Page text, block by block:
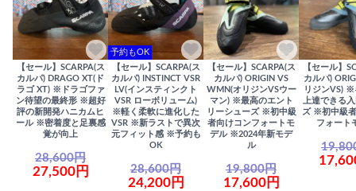
【セール】SCARPA(ス
カルパ) DRAGO XT(ド
ラゴ XT) ※ドラゴファ
ン待望の最終形 ※超好
評の新開発ハニカムヒ
ール ※密着度と足裏感
覚が向上
28,600円
27,500円
予約もOK
【セール】SCARPA(ス
カルパ) INSTINCT VSR
LV(インスティンクト
VSR ローボリューム)
※軽く柔軟に進化した
VSR ※新ラストで異次
元フィット感 ※予約も
OK
28,600円
24,200円
【セール】SCARPA(ス
カルパ) ORIGIN VS
WMN(オリジンVSウー
マン) ※最高のエント
リーシューズ ※初中級
者向けコンフォートモ
デル ※2024年新モデ
ル
19,800円
17,600円
【セール】
カルパ)
リジンVS) ※
上達できる
ズ ※初中級
フォート